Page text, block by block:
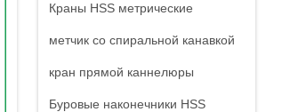
Краны HSS метрические
метчик со спиральной канавкой
кран прямой каннелюры
Буровые наконечники HSS